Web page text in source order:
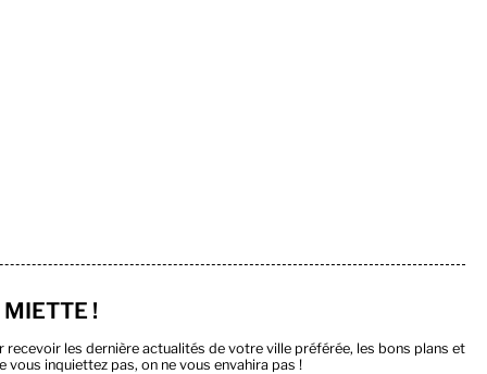
MIETTE !
les dernière actualités de votre ville préférée, les bons plans et
vous inquiettez pas, on ne vous envahira pas !